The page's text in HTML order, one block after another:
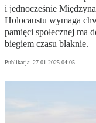
i jednocześnie
Holocaustu wymaga
pamięci społecznej ma
biegiem czasu blaknie.
Publikacja: 27.01.2025 04:05